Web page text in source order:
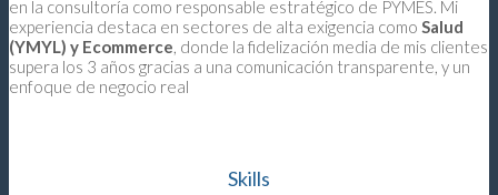
en la consultoría como responsable estratégico de PYMES. Mi
experiencia destaca en sectores de alta exigencia como Salud
(YMYL) y Ecommerce, donde la fidelización media de mis clientes
supera los 3 años gracias a una comunicación transparente, y un
enfoque de negocio real
Skills